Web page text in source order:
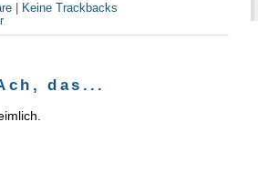
Keine Trackbacks
das...